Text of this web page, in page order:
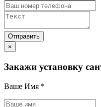
×
Закажи установку
Ваше Имя *